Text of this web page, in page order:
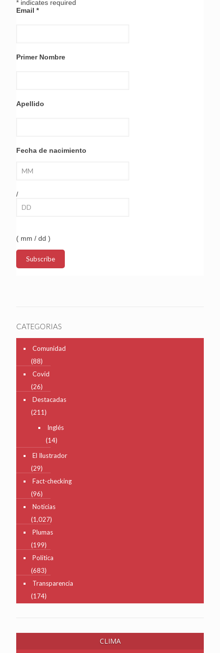
* indicates required
Email *
Primer Nombre
Apellido
Fecha de nacimiento
/
( mm / dd )
CATEGORIAS
Comunidad
(88)
Covid
(26)
Destacadas
(211)
Inglés
(14)
El Ilustrador
(29)
Fact-checking
(96)
Noticias
(1,027)
Plumas
(199)
Política
(683)
Transparencia
(174)
CLIMA